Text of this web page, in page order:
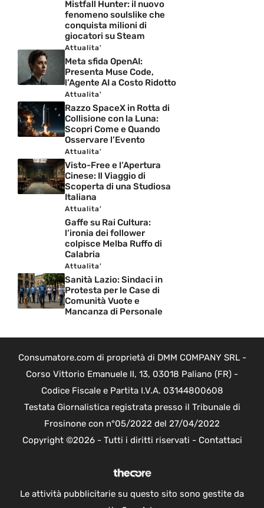
Mistfall Hunter: il nuovo
fenomeno soulslike che
conquista milioni di
giocatori su Steam
Attualita'
Meta sfida OpenAI:
Presenta Muse Code,
l’Agente AI a Costo Ridotto
Attualita'
Razzo SpaceX in Rotta di
Collisione con la Luna:
Scopri Come e Quando
Osservare l’Evento
Attualita'
Visto-Free e l’Apertura
Cinese: Il Viaggio di
Scoperta di una Studiosa
Italiana
Attualita'
Gaffe su Rai Cultura:
l’ironia dei follower
colpisce Melba Ruffo di
Calabria
Attualita'
Sanità Lazio: Sindaci in
Protesta per le Case di
Comunità Vuote e
Mancanza di Personale
Consumatore.com di proprietà di DMM COMPANY SRL -
Corso Vittorio Emanuele II, 13, 03018 Paliano (FR) -
Codice Fiscale e Partita I.V.A. 03144800608
Testata Giornalistica registrata presso il Tribunale di
Frosinone con n°05/2022 del 27/04/2022
Copyright ©2026 - Tutti i diritti riservati - Contattaci
Le attività pubblicitarie su questo sito sono gestite da